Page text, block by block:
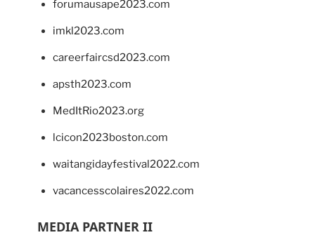
forumausape2023.com
imkl2023.com
careerfaircsd2023.com
apsth2023.com
MedItRio2023.org
lcicon2023boston.com
waitangidayfestival2022.com
vacancesscolaires2022.com
MEDIA PARTNER II